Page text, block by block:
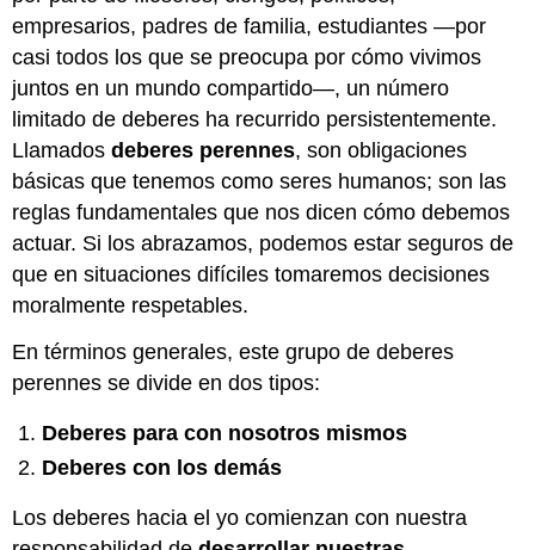
empresarios, padres de familia, estudiantes —por
casi todos los que se preocupa por cómo vivimos
juntos en un mundo compartido—, un número
limitado de deberes ha recurrido persistentemente.
Llamadosdeberes perennes, son obligaciones
básicas que tenemos como seres humanos; son las
reglas fundamentales que nos dicen cómo debemos
actuar. Si los abrazamos, podemos estar seguros de
que en situaciones difíciles tomaremos decisiones
moralmente respetables.
En términos generales, este grupo de deberes
perennes se divide en dos tipos:
Deberes para con nosotros mismos
Deberes con los demás
Los deberes hacia el yo comienzan con nuestra